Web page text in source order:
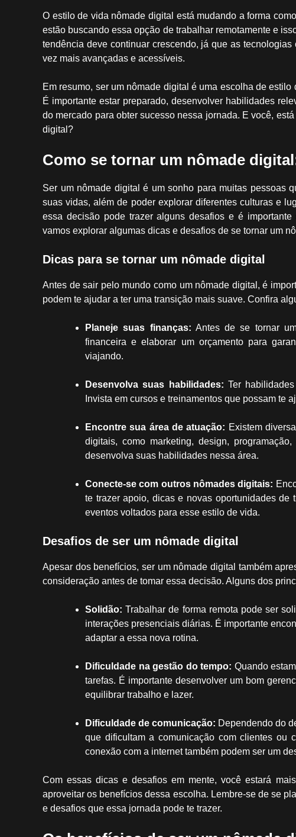
O estilo de vida nômade digital está mudando a forma
estão buscando essa opção de trabalhar remotamente e
tendência deve continuar crescendo, já que as
vez mais avançadas e acessíveis.
Em resumo, ser um nômade digital é uma escolha de
É importante estar preparado, desenvolver habilidades
do mercado para obter sucesso nessa jornada. E você,
digital?
Como se tornar um nômade
Ser um nômade digital é um sonho para muitas pessoas
suas vidas, além de poder explorar diferentes culturas e
essa decisão pode trazer alguns desafios e é
vamos explorar algumas dicas e desafios de se tornar um
Dicas para se tornar um nômade digital
Antes de sair pelo mundo como um nômade digital, é
podem te ajudar a ter uma transição mais suave. Confira
Planeje suas finanças: Antes de se tornar
financeira e elaborar um orçamento para
viajando.
Desenvolva suas habilidades: Ter
Invista em cursos e treinamentos que possam te
Encontre sua área de atuação: Existem
digitais, como marketing, design,
desenvolva suas habilidades nessa área.
Conecte-se com outros nômades digitais:
te trazer apoio, dicas e novas oportunidades
eventos voltados para esse estilo de vida.
Desafios de ser um nômade digital
Apesar dos benefícios, ser um nômade digital também
consideração antes de tomar essa decisão. Alguns dos
Solidão: Trabalhar de forma remota pode ser
interações presenciais diárias. É importante
adaptar a essa nova rotina.
Dificuldade na gestão do tempo: Quando
tarefas. É importante desenvolver um bom
equilibrar trabalho e lazer.
Dificuldade de comunicação: Dependendo do
que dificultam a comunicação com clientes ou
conexão com a internet também podem ser um
Com essas dicas e desafios em mente, você estará
aproveitar os benefícios dessa escolha. Lembre-se de se
e desafios que essa jornada pode te trazer.